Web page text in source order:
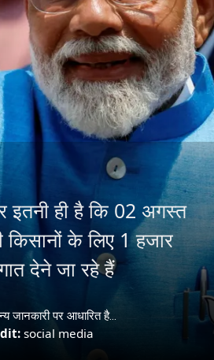
इतनी ही है कि 02 अगस्त
किसानों के लिए 1 हजार
देने जा रहे हैं
जानकारी पर आधारित है...
social media